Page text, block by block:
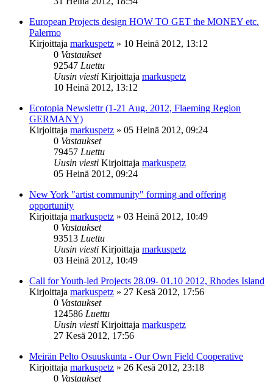
European Projects design HOW TO GET the MONEY etc.
Palermo
Kirjoittaja markuspetz » 10 Heinä 2012, 13:12
0 Vastaukset
92547 Luettu
Uusin viesti Kirjoittaja markuspetz
10 Heinä 2012, 13:12
Ecotopia Newslettr (1-21 Aug. 2012, Flaeming Region
GERMANY)
Kirjoittaja markuspetz » 05 Heinä 2012, 09:24
0 Vastaukset
79457 Luettu
Uusin viesti Kirjoittaja markuspetz
05 Heinä 2012, 09:24
New York "artist community" forming and offering
opportunity
Kirjoittaja markuspetz » 03 Heinä 2012, 10:49
0 Vastaukset
93513 Luettu
Uusin viesti Kirjoittaja markuspetz
03 Heinä 2012, 10:49
Call for Youth-led Projects 28.09- 01.10 2012, Rhodes Island
Kirjoittaja markuspetz » 27 Kesä 2012, 17:56
0 Vastaukset
124586 Luettu
Uusin viesti Kirjoittaja markuspetz
27 Kesä 2012, 17:56
Meirän Pelto Osuuskunta - Our Own Field Cooperative
Kirjoittaja markuspetz » 26 Kesä 2012, 23:18
0 Vastaukset